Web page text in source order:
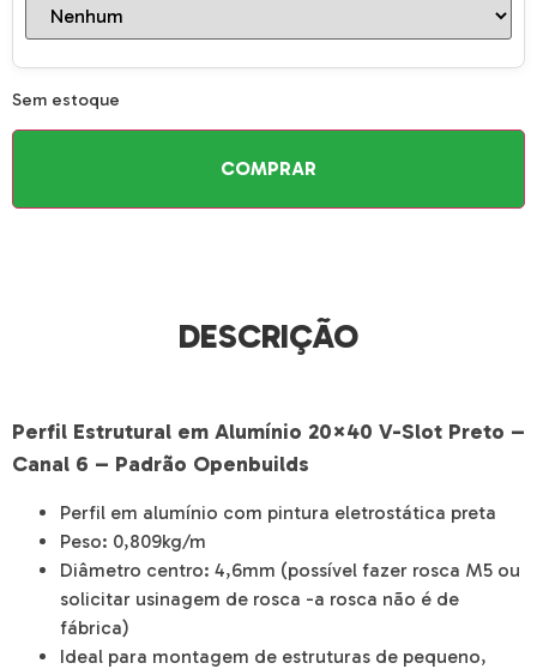
Sem estoque
COMPRAR
DESCRIÇÃO
Perfil Estrutural em Alumínio 20×40 V-Slot Preto –
Canal 6 – Padrão Openbuilds
Perfil em alumínio com pintura eletrostática preta
Peso: 0,809kg/m
Diâmetro centro: 4,6mm (possível fazer rosca M5 ou
solicitar usinagem de rosca -a rosca não é de
fábrica)
Ideal para montagem de estruturas de pequeno,